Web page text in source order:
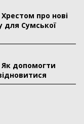
про нові
для Сумської
Як допомогти